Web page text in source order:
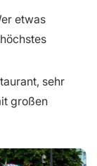
etwas
sehr
großen